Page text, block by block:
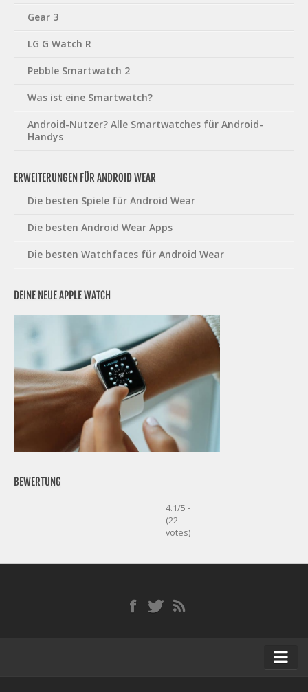
Gear 3
LG G Watch R
Pebble Smartwatch 2
Was ist eine Smartwatch?
Android-Nutzer? Alle Smartwatches für Android-
Handys
ERWEITERUNGEN FÜR ANDROID WEAR
Die besten Spiele für Android Wear
Die besten Android Wear Apps
Die besten Watchfaces für Android Wear
DEINE NEUE APPLE WATCH
BEWERTUNG
4.1/5 -
(22
votes)